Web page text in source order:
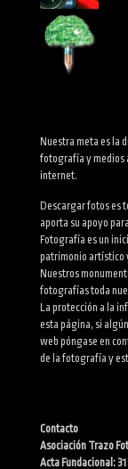
Nuestra meta es la
fotografía y medios
internet.
Descargar fotos es
aporta su apoyo
Fotografía es un
patrimonio artístico
Nuestros
fotografías toda
La protección a la
esta página, si
web póngase en
de la fotografía y
Contacto
Asociación Trazo
Acta Fundacional: